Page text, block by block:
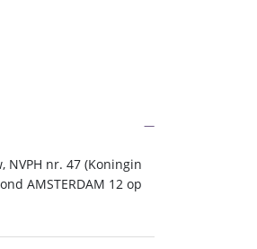
nr. 47 (Koningin
AMSTERDAM 12 op